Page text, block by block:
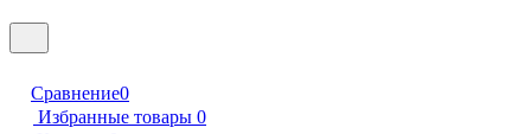
Сравнение0
Избранные товары 0